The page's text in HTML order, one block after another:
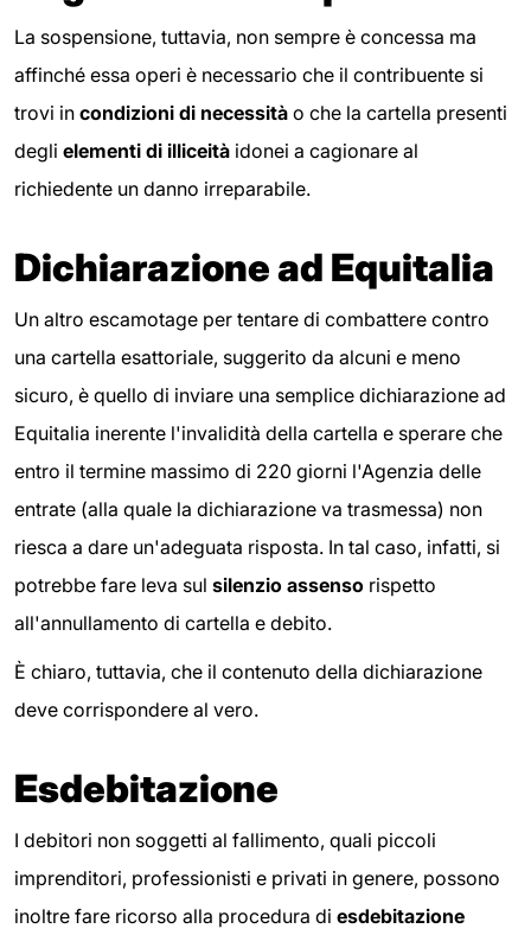
La sospensione, tuttavia, non sempre è concessa ma
affinché essa operi è necessario che il contribuente si
trovi in condizioni di necessità o che la cartella presenti
degli elementi di illiceità idonei a cagionare al
richiedente un danno irreparabile.
Dichiarazione ad Equitalia
Un altro escamotage per tentare di combattere contro
una cartella esattoriale, suggerito da alcuni e meno
sicuro, è quello di inviare una semplice dichiarazione ad
Equitalia inerente l'invalidità della cartella e sperare che
entro il termine massimo di 220 giorni l'Agenzia delle
entrate (alla quale la dichiarazione va trasmessa) non
riesca a dare un'adeguata risposta. In tal caso, infatti, si
potrebbe fare leva sul silenzio assenso rispetto
all'annullamento di cartella e debito.
È chiaro, tuttavia, che il contenuto della dichiarazione
deve corrispondere al vero.
Esdebitazione
I debitori non soggetti al fallimento, quali piccoli
imprenditori, professionisti e privati in genere, possono
inoltre fare ricorso alla procedura di esdebitazione